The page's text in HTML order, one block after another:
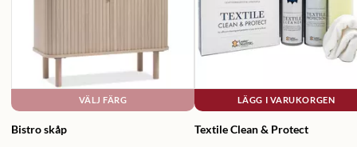
VÄLJ FÄRG
Bistro skåp
LÄGG I VARUKORGEN
Textile Clean & Protect